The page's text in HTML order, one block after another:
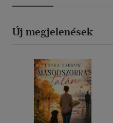
Új megjelenések